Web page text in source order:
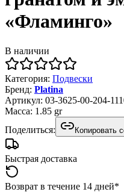
«Фламинго»
В наличии
Категория: Подвески
Бренд: Platina
Артикул: 03-3625-00-204-
Масса: 1.85 gr
Поделиться:
Копировать
Быстрая доставка
Возврат в течение 14 дней*